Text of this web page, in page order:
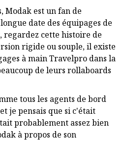
Modak est un fan de
date des équipages de
regardez cette histoire de
rigide ou souple, il existe
à main Travelpro dans la
de leurs rollaboards
tous les agents de bord
je pensais que si c'était
probablement assez bien
à propos de son